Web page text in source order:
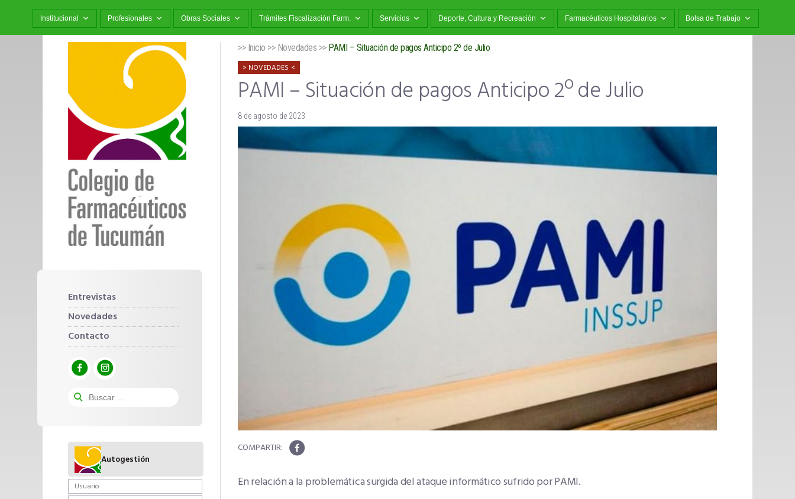
Institucional Profesionales Obras Sociales Trámites Fiscalización Farm. Servicios Deporte, Cultura y Recreación Farmacéuticos Hospitalarios Bolsa de Trabajo
Entrevistas
Novedades
Contacto
Autogestión
>> Inicio >> Novedades >> PAMI – Situación de pagos Anticipo 2º de Julio
NOVEDADES
PAMI – Situación de pagos Anticipo 2º de Julio
8 de agosto de 2023
En relación a la problemática surgida del ataque informático sufrido por PAMI.